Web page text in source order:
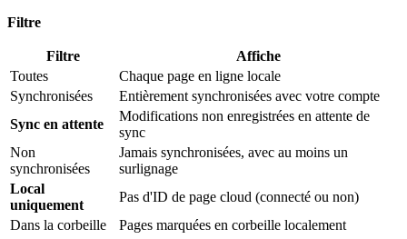
Filtre
Filtre
Affiche
Toutes
Chaque page en ligne locale
Synchronisées
Entièrement synchronisées avec votre compte
Sync en attente
Modifications non enregistrées en attente de
sync
Non
synchronisées
Jamais synchronisées, avec au moins un
surlignage
Local
uniquement
Pas d'ID de page cloud (connecté ou non)
Dans la corbeille
Pages marquées en corbeille localement